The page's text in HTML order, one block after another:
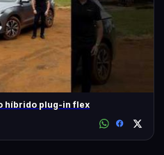
híbrido plug-in flex